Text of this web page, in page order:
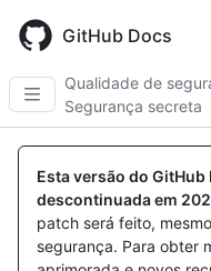
main
content
GitHub Docs
Qualidade de
Segurança secreta
Esta versão do
descontinuada em
patch será feito,
segurança. Para obter